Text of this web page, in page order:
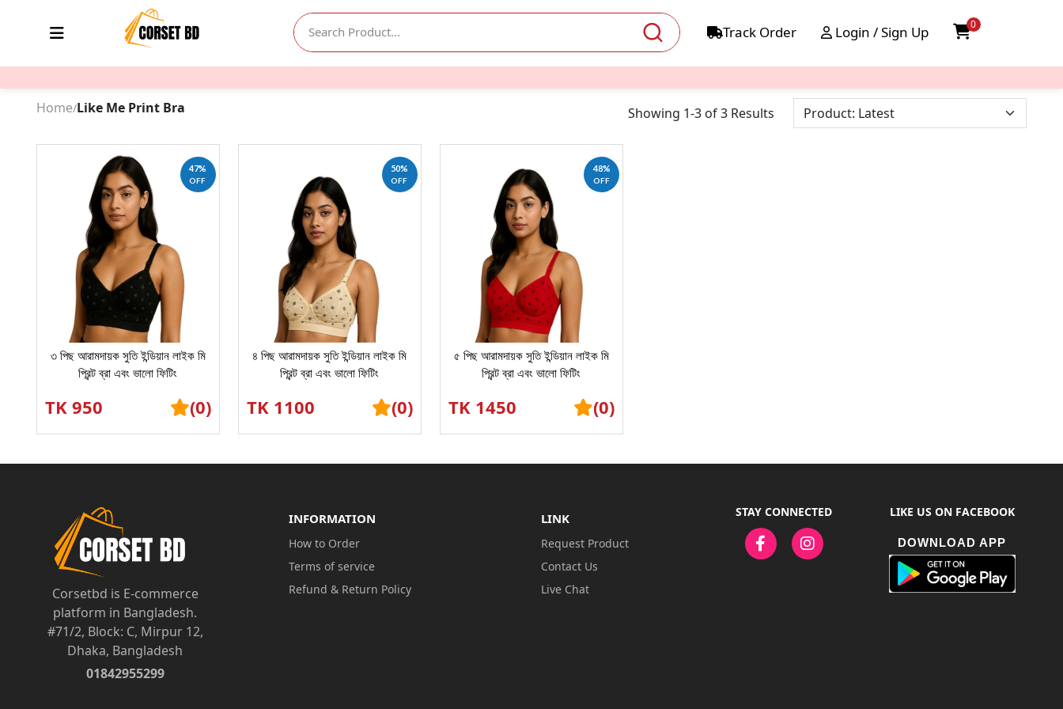
Track Order Login / Sign Up 0
Home/Like Me Print Bra Showing 1-3 of 3 Results
47%
OFF
৩ পিছ আরামদায়ক সুতি ইন্ডিয়ান লাইক মি
প্রিন্ট ব্রা এবং ভালো ফিটিং
TK 950 (0)
50%
OFF
৪ পিছ আরামদায়ক সুতি ইন্ডিয়ান লাইক মি
প্রিন্ট ব্রা এবং ভালো ফিটিং
TK 1100 (0)
48%
OFF
৫ পিছ আরামদায়ক সুতি ইন্ডিয়ান লাইক মি
প্রিন্ট ব্রা এবং ভালো ফিটিং
TK 1450 (0)
Corsetbd is E-commerce
platform in Bangladesh.
#71/2, Block: C, Mirpur 12,
Dhaka, Bangladesh
01842955299
INFORMATION
How to Order
Terms of service
Refund & Return Policy
LINK
Request Product
Contact Us
Live Chat
STAY CONNECTED LIKE US ON FACEBOOK
DOWNLOAD APP